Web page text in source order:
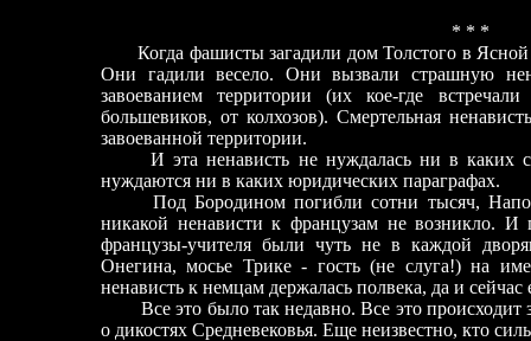
* * *
Когда фашисты загадили дом Толстого в
Они гадили весело. Они вызвали страшную
завоеванием территории (их кое-где
большевиков, от колхозов). Смертельная
завоеванной территории.
И эта ненависть не нуждалась ни в каких
нуждаются ни в каких юридических параграфах.
Под Бородином погибли сотни тысяч,
никакой ненависти к французам не возникло. И
французы-учителя были чуть не в каждой
Онегина, мосье Трике- гость (не слуга!) на
ненависть к немцам держалась полвека, да и сейчас
Все это было так недавно. Все это происходит
о дикостях Средневековья. Еще неизвестно, кто